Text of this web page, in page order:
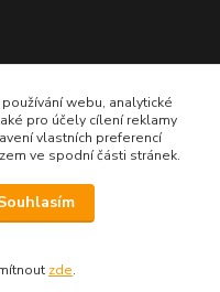
webu, analytické
pro účely cílení reklamy
vlastních preferencí
ve spodní části stránek.
zde.